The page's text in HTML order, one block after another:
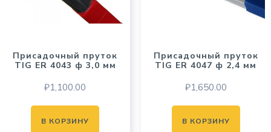
Присадочный пруток
TIG ER 4043 ф 3,0 мм
₽1,100.00
В КОРЗИНУ
Присадочный пруток
TIG ER 4047 ф 2,4 мм
₽1,650.00
В КОРЗИНУ